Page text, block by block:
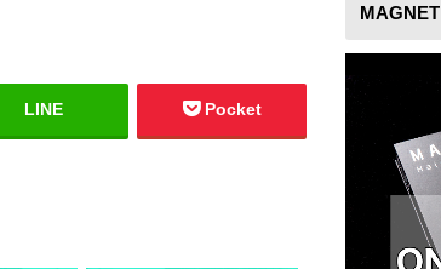
LINE Pocket